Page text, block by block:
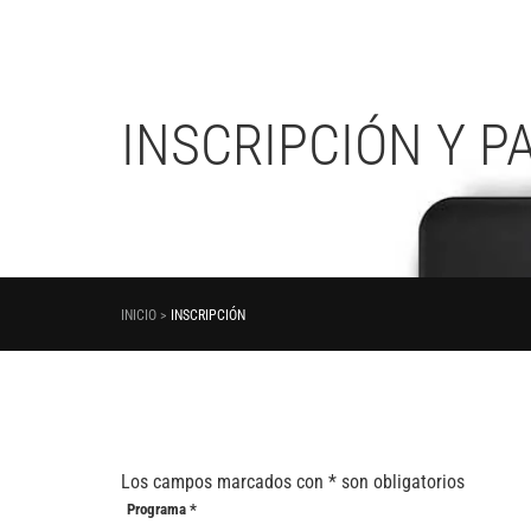
INSCRIPCIÓN Y
INICIO > INSCRIPCIÓN
Los campos marcados con * son obligatorios
Programa *